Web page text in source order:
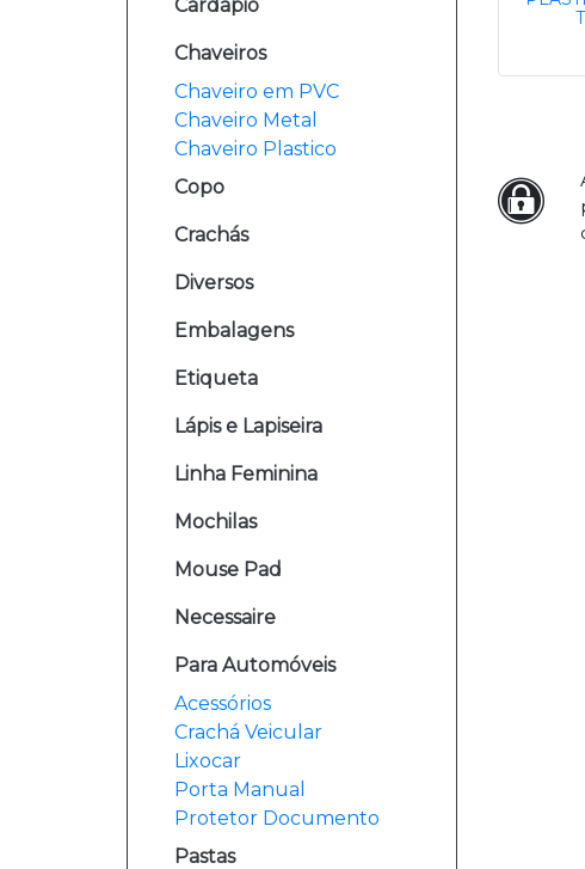
Cardápio
Chaveiros
Chaveiro em PVC
Chaveiro Metal
Chaveiro Plastico
Copo
Crachás
Diversos
Embalagens
Etiqueta
Lápis e Lapiseira
Linha Feminina
Mochilas
Mouse Pad
Necessaire
Para Automóveis
Acessórios
Crachá Veicular
Lixocar
Porta Manual
Protetor Documento
Pastas